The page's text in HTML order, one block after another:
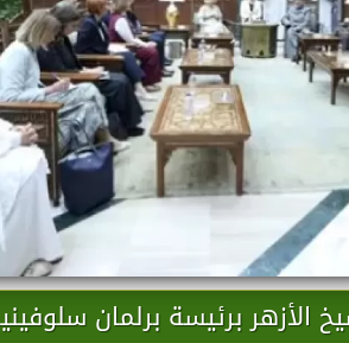
الأزهر برئيسة برلمان